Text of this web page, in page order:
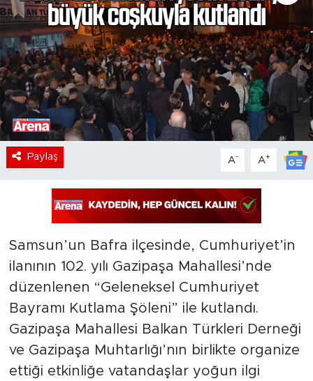
Paylaş A- A+
Samsun’un Bafra ilçesinde, Cumhuriyet’in
ilanının 102. yılı Gazipaşa Mahallesi’nde
düzenlenen “Geleneksel Cumhuriyet
Bayramı Kutlama Şöleni” ile kutlandı.
Gazipaşa Mahallesi Balkan Türkleri Derneği
ve Gazipaşa Muhtarlığı’nın birlikte organize
ettiği etkinliğe vatandaşlar yoğun ilgi